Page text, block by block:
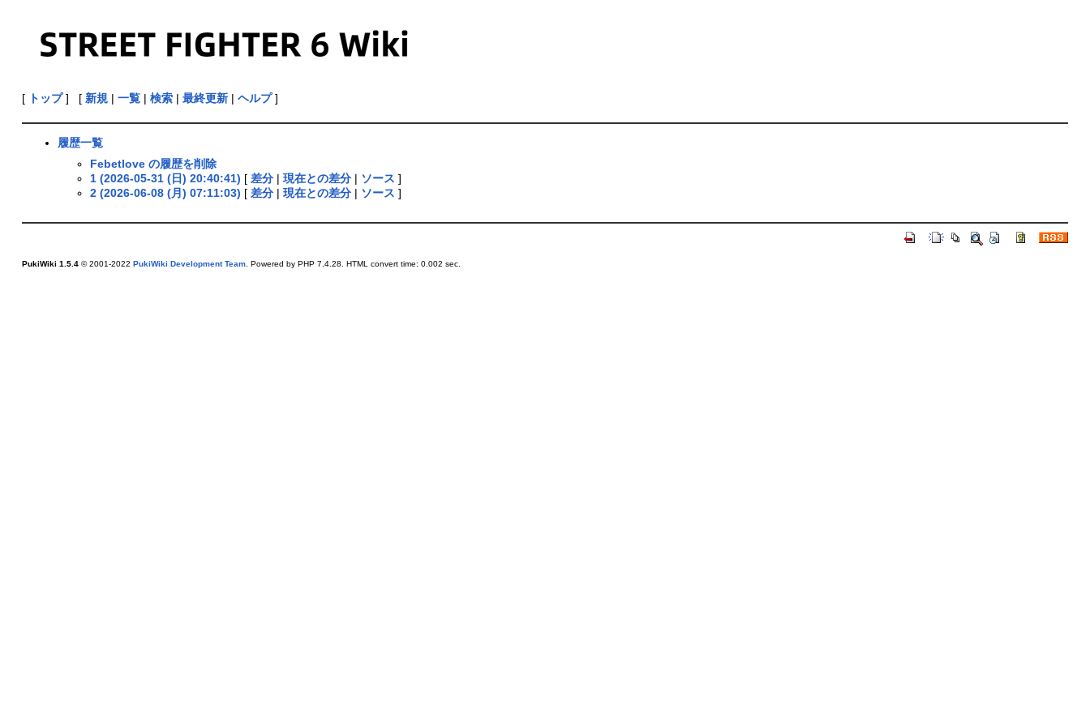
[ トップ] [ 新規| 一覧| 検索| 最終更新| ヘルプ]
履歴一覧
Febetlove の履歴を削除
1 (2026-05-31 (日) 20:40:41) [ 差分| 現在との差分| ソース ]
2 (2026-06-08 (月) 07:11:03) [ 差分| 現在との差分| ソース ]
PukiWiki 1.5.4© 2001-2022 PukiWiki Development Team. Powered by PHP 7.4.28. HTML convert time: 0.002 sec.